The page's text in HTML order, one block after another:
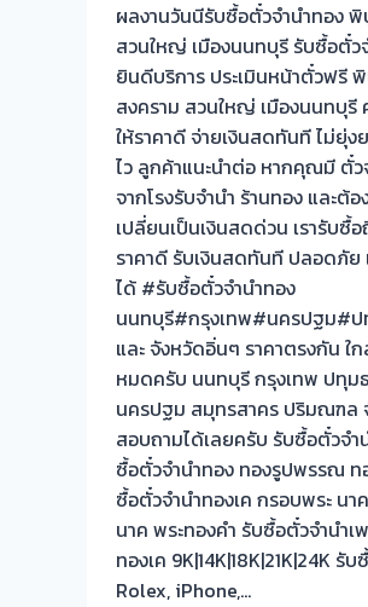
ผลงานวันนีรับซื้อตั๋วจำนำทอง
สวนใหญ่ เมืองนนทบุรี รับซื้อตั๋ว
ยินดีบริการ ประเมินหน้าตั๋วฟรี
สงคราม สวนใหญ่ เมืองนนทบุรี
ให้ราคาดี จ่ายเงินสดทันที ไม่ยุ่ง
ไว ลูกค้าแนะนำต่อ หากคุณมี ตั๋ว
จากโรงรับจำนำ ร้านทอง และต้อ
เปลี่ยนเป็นเงินสดด่วน เรารับซื้อ
ราคาดี รับเงินสดทันที ปลอดภัย
ได้ #รับซื้อตั๋วจำนำทอง
นนทบุรี#กรุงเทพ#นครปฐม#
และ จังหวัดอิ่นๆ ราคาตรงกัน ใ
หมดครับ นนทบุรี กรุงเทพ ปทุม
นครปฐม สมุทรสาคร ปริมณฑล
สอบถามได้เลยครับ รับซื้อตั๋วจำ
ซื้อตั๋วจำนำทอง ทองรูปพรรณ ท
ซื้อตั๋วจำนำทองเค กรอบพระ นา
นาค พระทองคำ รับซื้อตั๋วจำนำ
ทองเค 9K|14K|18K|21K|24K รั
Rolex, iPhone,…